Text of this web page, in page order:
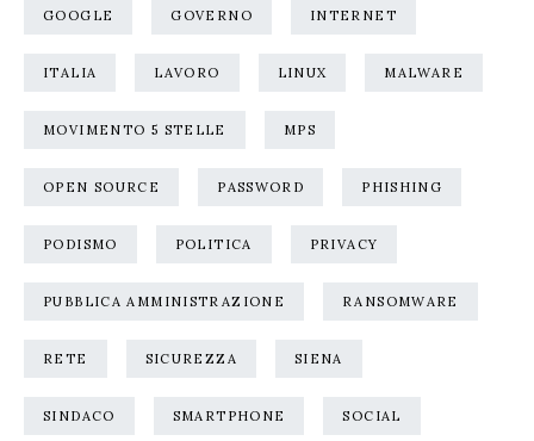
GOOGLE GOVERNO INTERNET
ITALIA LAVORO LINUX MALWARE
MOVIMENTO 5 STELLE MPS
OPEN SOURCE PASSWORD PHISHING
PODISMO POLITICA PRIVACY
PUBBLICA AMMINISTRAZIONE RANSOMWARE
RETE SICUREZZA SIENA
SINDACO SMARTPHONE SOCIAL